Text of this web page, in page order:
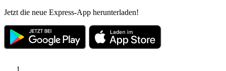
Jetzt die neue Express-App herunterladen!